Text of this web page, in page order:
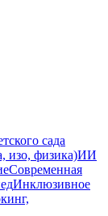
сада
физика)ИИ
Современная
Инклюзивное